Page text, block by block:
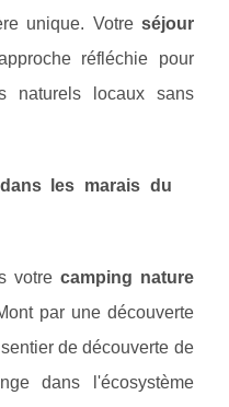
unique. Votre séjour
réfléchie pour
naturels locaux sans
les marais du
votre camping nature
par une découverte
de découverte de
dans l'écosystème